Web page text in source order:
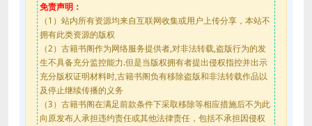
免责声明：
（1）站内所有资源均来自互联网收集或用户上传分享，本站不
拥有此类资源的版权
（2）古籍书阁作为网络服务提供者,对非法转载,盗版行为的发
生不具备充分监控能力.但是当版权拥有者提出侵权指控并出示
充分版权证明材料时,古籍书阁负有移除盗版和非法转载作品以
及停止继续传播的义务
（3）古籍书阁在满足前款条件下采取移除等相应措施后不为此
向原发布人承担违约责任或其他法律责任，包括不承担因侵权